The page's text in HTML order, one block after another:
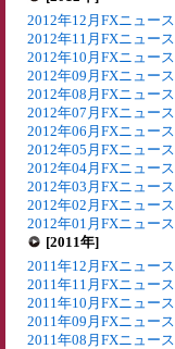
2012年12月FXニュース
2012年11月FXニュース
2012年10月FXニュース
2012年09月FXニュース
2012年08月FXニュース
2012年07月FXニュース
2012年06月FXニュース
2012年05月FXニュース
2012年04月FXニュース
2012年03月FXニュース
2012年02月FXニュース
2012年01月FXニュース
[2011年]
2011年12月FXニュース
2011年11月FXニュース
2011年10月FXニュース
2011年09月FXニュース
2011年08月FXニュース